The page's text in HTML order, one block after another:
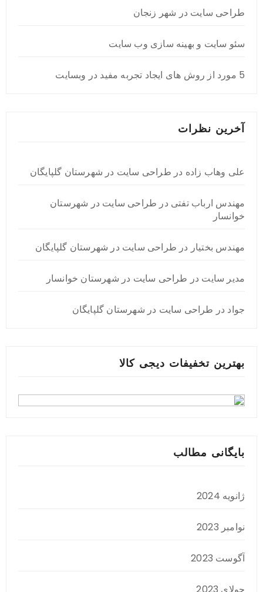
طراحی سایت در شهر زنجان
سئو سایت و بهینه سازی وب سایت
5 مورد از روش های ایجاد تجربه مفید در وبسایت
آخرین نظرات
علی وهاب زاده در طراحی سایت در شهرستان گلپایگان
مهندس ارباب تفتی در طراحی سایت در شهرستان
خوانسار
مهندس بختیار در طراحی سایت در شهرستان گلپایگان
مدیر سایت در طراحی سایت در شهرستان خوانسار
جواد در طراحی سایت در شهرستان گلپایگان
بهترین تخفیفات دیجی کالا
بایگانی مطالب
ژانویه 2024
نوامبر 2023
آگوست 2023
جولای 2023